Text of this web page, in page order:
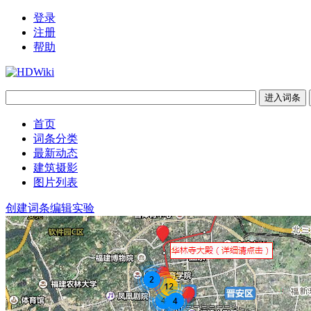
登录
注册
帮助
首页
词条分类
最新动态
建筑摄影
图片列表
创建词条编辑实验